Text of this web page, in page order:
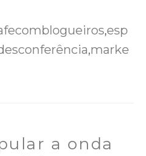
,esp
,marke
a onda